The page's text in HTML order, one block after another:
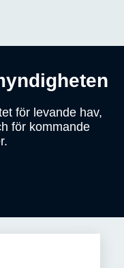
för levande hav,
för kommande